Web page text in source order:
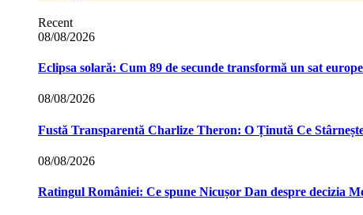
Recent
08/08/2026
Eclipsa solară: Cum 89 de secunde transformă un sat
08/08/2026
Fustă Transparentă Charlize Theron: O Ținută Ce
08/08/2026
Ratingul României: Ce spune Nicușor Dan despre decizia